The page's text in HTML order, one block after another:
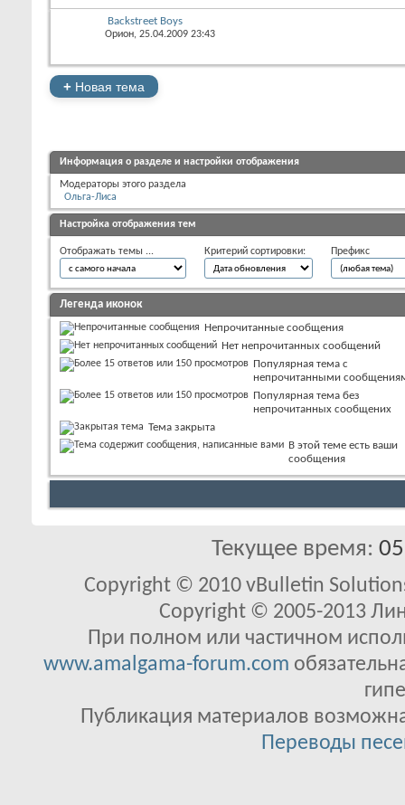
Backstreet Boys
Орион, 25.04.2009 23:43
+ Новая тема
Информация о разделе и настройки отображения
Модераторы этого раздела
Ольга-Лиса
Настройка отображения тем
Отображать темы ... Критерий сортировки: Префикс
Легенда иконок
Непрочитанные сообщения
Нет непрочитанных сообщений
Популярная тема с
непрочитанными
Популярная тема без
непрочитанных сообщених
Тема закрыта
В этой теме есть ваши
сообщения
Текущее время:
Copyright © 2010 vBulletin
Copyright © 2005-2013
При полном или частичном
www.amalgama-forum.com
Публикация материалов
Переводы